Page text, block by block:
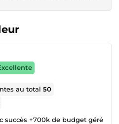
au total50
succès +700k de budget géré